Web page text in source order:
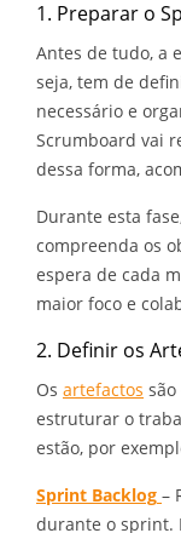
1. Preparar o
Antes de tudo, a
seja, tem de
necessário e
Scrumboard vai
dessa forma,
Durante esta
compreenda os
espera de cada
maior foco e
2. Definir os
Os artefactos
estruturar o
estão, por
Sprint Backlog –
durante o sprint.